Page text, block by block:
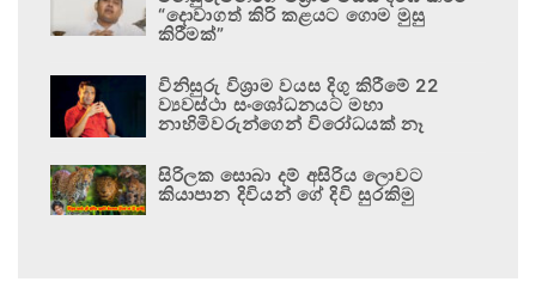
“දොවාගත් කිරි කළයට ගොම මුසු
කිරීමක්”
විනිසුරු විශ්‍රාම වයස දිගු කිරීමේ 22
ව්‍යවස්ථා සංශෝධනයට මහා
නාහිමිවරුන්ගෙන් විරෝධයක් නෑ
සිරිලක සොබා දම් අසිරිය ලොවට
කියාපාන දිවියන් ගේ දිවි සුරකිමු